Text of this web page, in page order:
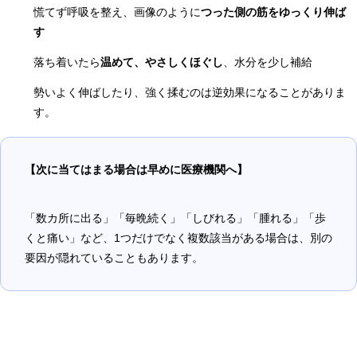
慌てず呼吸を整え、画像のようにつった側の筋をゆっくり伸ば
す
落ち着いたら温めて、やさしくほぐし 、水分を少し補給
勢いよく伸ばしたり、強く揉むのは逆効果になることがありま
す。
【次に当てはまる場合は早めに医療機関へ】
「数カ所に出る」「毎晩続く」「しびれる」「腫れる」「歩
くと痛い」など、1つだけでなく複数該当がある場合は、別の
要因が隠れていることもあります。